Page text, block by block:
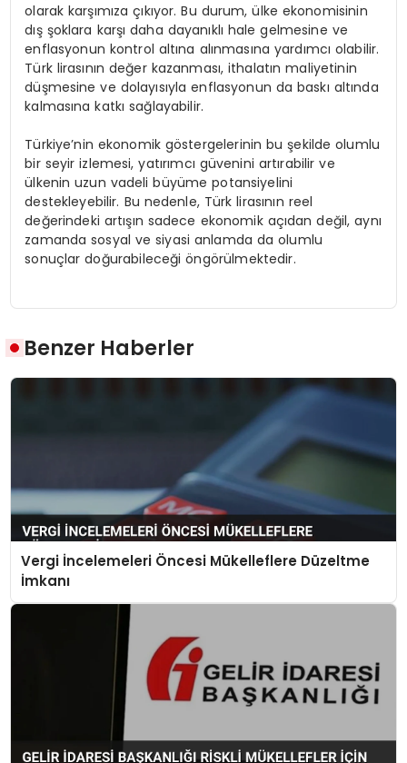
olarak karşımıza çıkıyor. Bu durum, ülke ekonomisinin
dış şoklara karşı daha dayanıklı hale gelmesine ve
enflasyonun kontrol altına alınmasına yardımcı olabilir.
Türk lirasının değer kazanması, ithalatın maliyetinin
düşmesine ve dolayısıyla enflasyonun da baskı altında
kalmasına katkı sağlayabilir.
Türkiye’nin ekonomik göstergelerinin bu şekilde olumlu
bir seyir izlemesi, yatırımcı güvenini artırabilir ve
ülkenin uzun vadeli büyüme potansiyelini
destekleyebilir. Bu nedenle, Türk lirasının reel
değerindeki artışın sadece ekonomik açıdan değil, aynı
zamanda sosyal ve siyasi anlamda da olumlu
sonuçlar doğurabileceği öngörülmektedir.
Benzer Haberler
Vergi İncelemeleri Öncesi Mükelleflere Düzeltme
İmkanı